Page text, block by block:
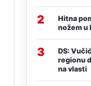
2
Hitna
nožem u
3
DS:
regionu
na vlasti